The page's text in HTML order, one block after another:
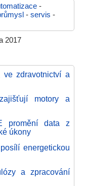
-
- servis -
2017
ve zdravotnictví a
motory a
promění data z
úkony
energetickou
a zpracování